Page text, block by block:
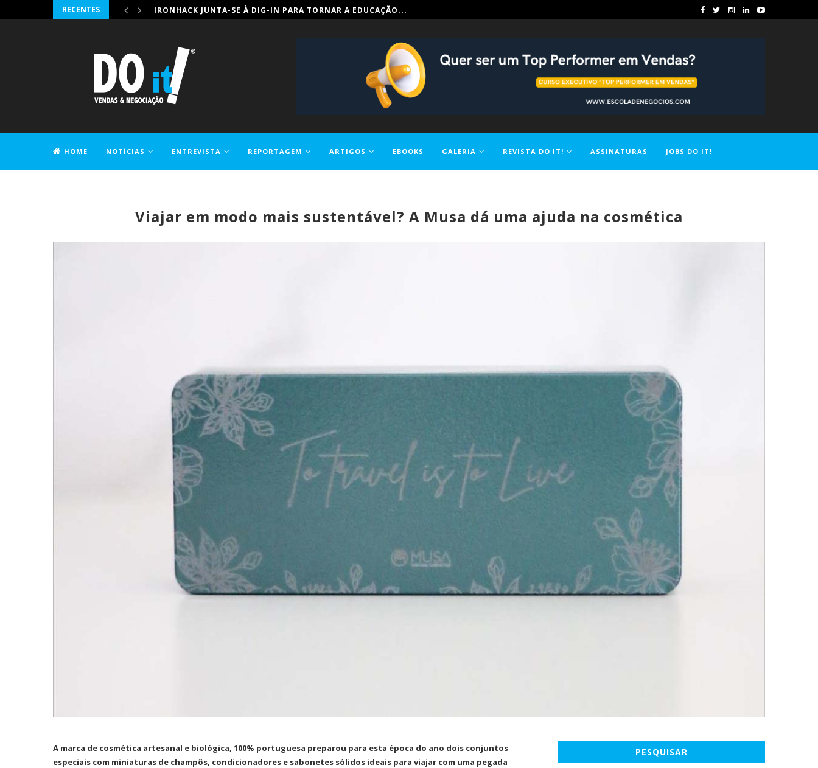
RECENTES IRONHACK JUNTA-SE À DIG-IN PARA TORNAR A EDUCAÇÃO...
HOME NOTÍCIAS ENTREVISTA REPORTAGEM ARTIGOS EBOOKS GALERIA REVISTA DO IT! ASSINATURAS JOBS DO IT!
Viajar em modo mais sustentável? A Musa dá uma ajuda na cosmética
A marca de cosmética artesanal e biológica, 100% portuguesa preparou para esta época do ano dois conjuntos
especiais com miniaturas de champôs, condicionadores e sabonetes sólidos ideais para viajar com uma pegada
PESQUISAR